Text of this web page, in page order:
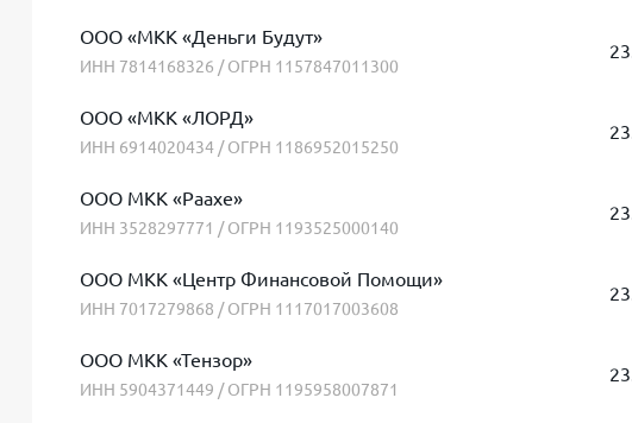
ООО «МКК «Деньги Будут»
ИНН 7814168326 / ОГРН 1157847011300
ООО «МКК «ЛОРД»
ИНН 6914020434 / ОГРН 1186952015250
ООО МКК «Раахе»
ИНН 3528297771 / ОГРН 1193525000140
ООО МКК «Центр Финансовой Помощи»
ИНН 7017279868 / ОГРН 1117017003608
ООО МКК «Тензор»
ИНН 5904371449 / ОГРН 1195958007871